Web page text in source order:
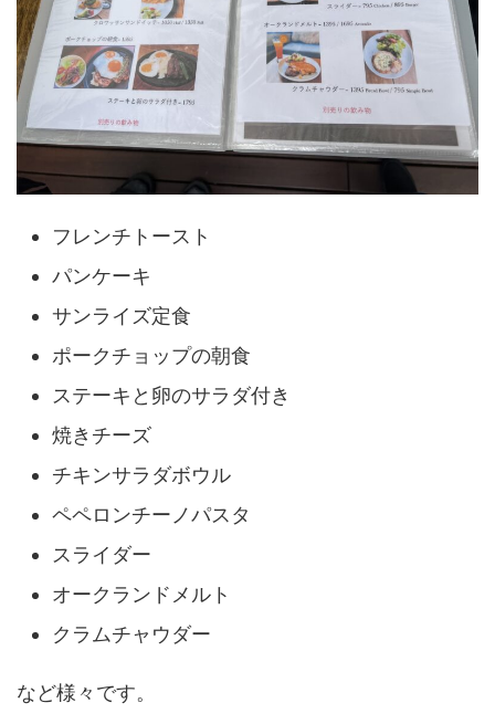
フレンチトースト
パンケーキ
サンライズ定食
ポークチョップの朝食
ステーキと卵のサラダ付き
焼きチーズ
チキンサラダボウル
ペペロンチーノパスタ
スライダー
オークランドメルト
クラムチャウダー
など様々です。